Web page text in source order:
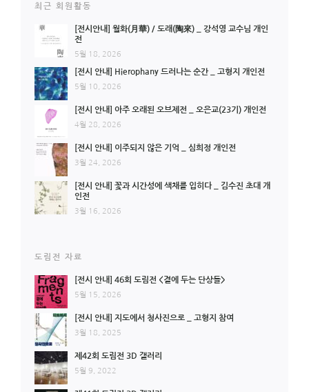
최근 회원활동
[전시안내] 월화(月華) / 도래(陶來) _ 강석영 교수님 개인
전
5월 18, 2026
[전시 안내] Hierophany 드러나는 순간 _ 고형지 개인전
5월 10, 2026
[전시 안내] 아주 오래된 오브제전 _ 오은교(23기) 개인전
4월 28, 2026
[전시 안내] 이주되지 않은 기억 _ 심희정 개인전
3월 24, 2026
[전시 안내] 꽃과 시간성에 색채를 입히다 _ 김수진 초대 개
인전
3월 16, 2026
도림전 자료
[전시 안내] 46회 도림전 <곁에 두는 단상들>
5월 15, 2026
[전시 안내] 지도에서 청사진으로 _ 고형지 참여
3월 18, 2025
제42회 도림전 3D 갤러리
5월 9, 2022